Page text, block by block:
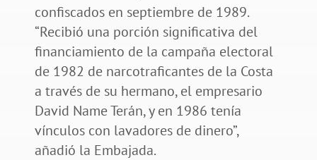
confiscados en septiembre de 1989.
“Recibió una porción significativa del
financiamiento de la campaña electoral
de 1982 de narcotraficantes de la Costa
a través de su hermano, el empresario
David Name Terán, y en 1986 tenía
vínculos con lavadores de dinero”,
añadió la Embajada.